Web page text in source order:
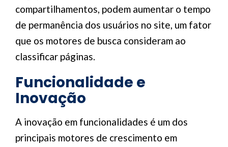
compartilhamentos, podem aumentar o tempo
de permanência dos usuários no site, um fator
que os motores de busca consideram ao
classificar páginas.
Funcionalidade e
Inovação
A inovação em funcionalidades é um dos
principais motores de crescimento em